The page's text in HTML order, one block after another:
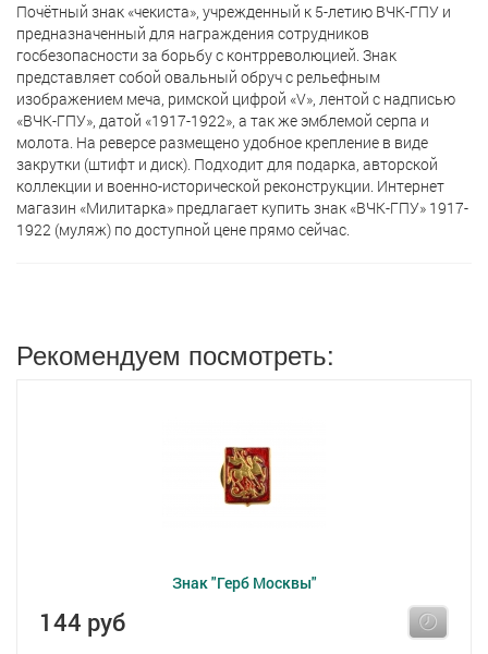
Почётный знак «чекиста», учрежденный к 5-летию ВЧК-ГПУ и
предназначенный для награждения сотрудников
госбезопасности за борьбу с контрреволюцией. Знак
представляет собой овальный обруч с рельефным
изображением меча, римской цифрой «V», лентой с надписью
«ВЧК-ГПУ», датой «1917-1922», а так же эмблемой серпа и
молота. На реверсе размещено удобное крепление в виде
закрутки (штифт и диск). Подходит для подарка, авторской
коллекции и военно-исторической реконструкции. Интернет
магазин «Милитарка» предлагает кyпить знак «ВЧК-ГПУ» 1917-
1922 (муляж) по доступной цене прямо сейчас.
Рекомендуем посмотреть:
Знак "Герб Москвы"
144 руб